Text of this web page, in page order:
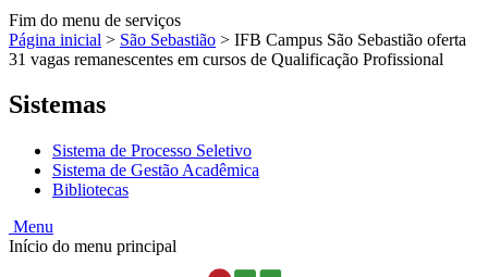
Fim do menu de serviços
Página inicial > São Sebastião > IFB Campus São Sebastião oferta
31 vagas remanescentes em cursos de Qualificação Profissional
Sistemas
Sistema de Processo Seletivo
Sistema de Gestão Acadêmica
Bibliotecas
Menu
Início do menu principal